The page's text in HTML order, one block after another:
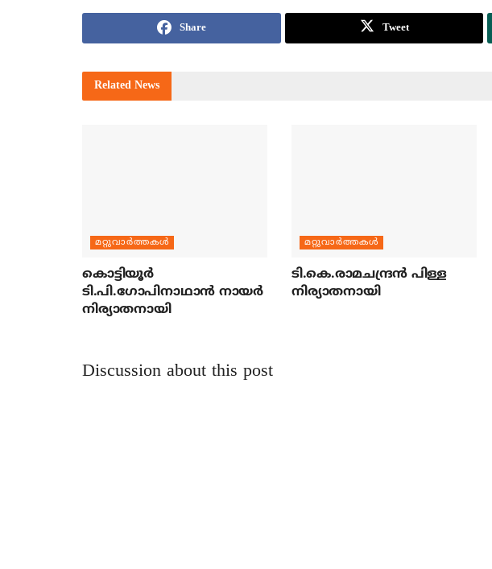
Share Tweet
Related News
മറ്റുവാര്‍ത്തകള്‍
കൊട്ടിയൂര്‍
ടി.പി.ഗോപിനാഥാന്‍ നായര്‍
നിര്യാതനായി
മറ്റുവാര്‍ത്തകള്‍
ടി.കെ.രാമചന്ദ്രന്‍ പിള്ള
നിര്യാതനായി
Discussion about this post